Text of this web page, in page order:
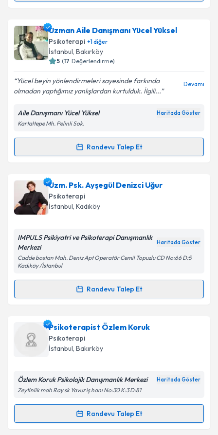
Takvim Talebini Gönder
Dr. Öğr. Üyesi Burcu Kök Kendirlioğluiçin randevu
takvimi talebi oluşturun. Size bu uzmandan randevu
almanız için bir takvim hazırlandığında e-posta ile
bilgilendireceğiz.
E-posta Adresiniz
Kişisel verilerimin işlenmesine ilişkin
Metni'ni okudum ve kişisel verilerimin belirtilen
kapsamda işlenmesini kabul ediyorum.
Uzman Aile Danışmanı Yücel Yüksel
Psikoterapi +1diğer
İstanbul, Bakırköy
5 (17 Değerlendirme)
Yücel beyin yönlendirmeleri sayesinde farkında
olmadan yaptığımız yanlışlardan kurtulduk. İlgili...
Devamı
Aile Danışmanı Yücel Yüksel Haritada Göster
Kartaltepe Mh. Pelinli Sok.
Randevu Talep Et
Randevu Takvimi Talebi
Uzman Aile Danışmanı Yücel Yükseliçin randevu
takvimi talebi oluşturun. Size bu uzmandan randevu
almanız için bir takvim hazırlandığında e-posta ile
bilgilendireceğiz.
Kişisel verilerimin işlenmesine ilişkinAydınlatma
'ni okudum ve kişisel verilerimin belirtilen
kapsamda işlenmesini kabul ediyorum.
Takvim Talebini Gönder
Uzm. Psk. Ayşegül Denizci Uğur
Psikoterapi
İstanbul, Kadıköy
IMPULS Psikiyatri ve Psikoterapi Danışmanlık
Merkezi
Haritada Göster
Cadde bostan Mah. Deniz Apt Operatör Cemil Topuzlu CD No:66 D:5
Kadıköy /İstanbul
Randevu Talep Et
Randevu Takvimi Talebi
Uzm. Psk. Ayşegül Denizci Uğuriçin randevu takvimi
talebi oluşturun. Size bu uzmandan randevu almanız
için bir takvim hazırlandığında e-posta ile
Kişisel verilerimin işlenmesine ilişkinAydınlatma
Psikoterapist Özlem Koruk
Psikoterapi
İstanbul, Bakırköy
Özlem Koruk Psikolojik Danışmanlık Merkezi Haritada Göster
Zeytinlik mah Ray sk Yavuz iş hanı No:30 K:3 D:81
Randevu Talep Et
Randevu Takvimi Talebi